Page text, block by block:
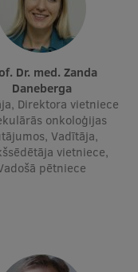
Daneberga
Direktora vietniece
onkoloģijas
Vadītāja,
vietniece,
pētniece